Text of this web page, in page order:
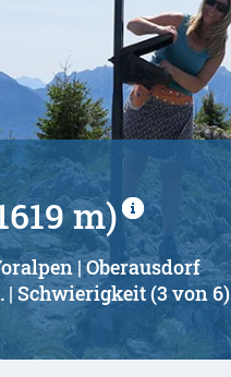
m)
| Oberausdorf
| Schwierigkeit (3 von 6)